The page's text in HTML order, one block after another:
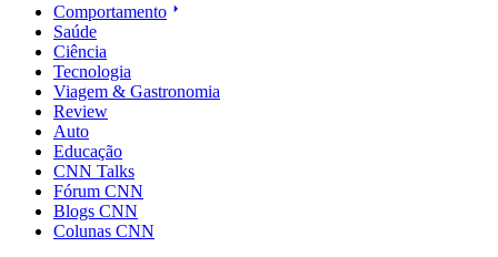
Comportamento
Saúde
Ciência
Tecnologia
Viagem & Gastronomia
Review
Auto
Educação
CNN Talks
Fórum CNN
Blogs CNN
Colunas CNN